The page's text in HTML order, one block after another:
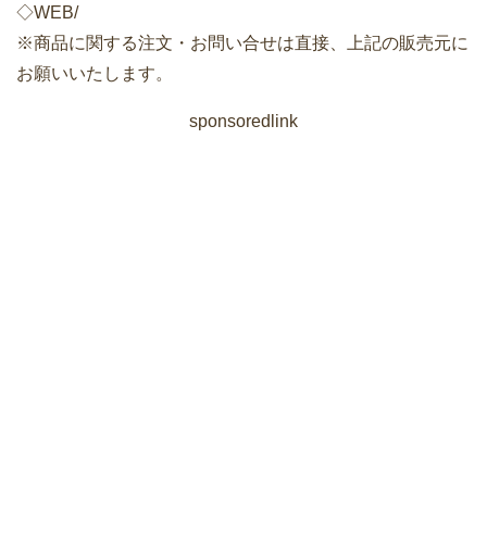
◇WEB/
※商品に関する注文・お問い合せは直接、上記の販売元に
お願いいたします。
sponsoredlink